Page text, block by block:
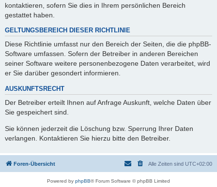
kontaktieren, sofern Sie dies in Ihrem persönlichen Bereich
gestattet haben.
GELTUNGSBEREICH DIESER RICHTLINIE
Diese Richtlinie umfasst nur den Bereich der Seiten, die die phpBB-
Software umfassen. Sofern der Betreiber in anderen Bereichen
seiner Software weitere personenbezogene Daten verarbeitet, wird
er Sie darüber gesondert informieren.
AUSKUNFTSRECHT
Der Betreiber erteilt Ihnen auf Anfrage Auskunft, welche Daten über
Sie gespeichert sind.
Sie können jederzeit die Löschung bzw. Sperrung Ihrer Daten
verlangen. Kontaktieren Sie hierzu bitte den Betreiber.
Foren-Übersicht Alle Zeiten sind UTC+02:00
Powered by phpBB® Forum Software © phpBB Limited